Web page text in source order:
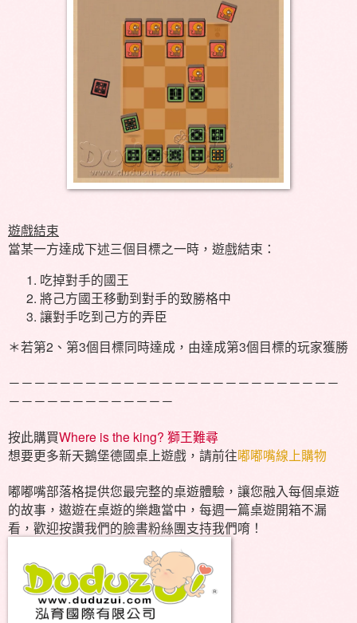
遊戲結束
當某一方達成下述三個目標之一時，遊戲結束：
吃掉對手的國王
將己方國王移動到對手的致勝格中
讓對手吃到己方的弄臣
＊若第2、第3個目標同時達成，由達成第3個目標的玩家獲勝
－－－－－－－－－－－－－－－－－－－－－－－－－－
－－－－－－－－－－－－－
按此購買Where is the king? 獅王難尋
想要更多新天鵝堡德國桌上遊戲，請前往嘟嘟嘴線上購物
嘟嘟嘴部落格提供您最完整的桌遊體驗，讓您融入每個桌遊
的故事，遨遊在桌遊的樂趣當中，每週一篇桌遊開箱不漏
看，歡迎按讚我們的臉書粉絲團支持我們唷！